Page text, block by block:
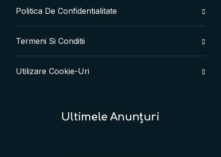
Politica De Confidentialitate
Termeni Si Conditii
Utilizare Cookie-Uri
Ultimele Anunțuri